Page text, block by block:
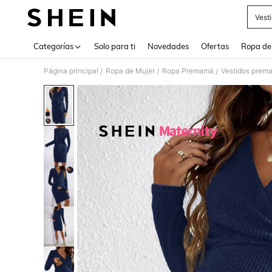
Categorías Solo para ti Novedades Ofertas Ropa
Página principal / Ropa de Mujer / Ropa Premamá / Vestidos